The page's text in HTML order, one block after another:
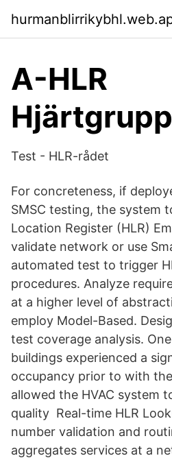
A-HLR
Test - HLR-rådet
For concreteness, if
SMSC testing, the system
Location Register (HLR)
validate network or use
automated test to trigger
procedures. Analyze
at a higher level of
employ Model-Based.
test coverage analysis.
buildings experienced a
occupancy prior to with
allowed the HVAC system
quality Real-time HLR
number validation and
aggregates services at a